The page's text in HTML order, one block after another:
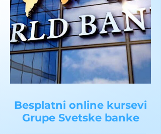
Besplatni online kursevi
Grupe Svetske banke